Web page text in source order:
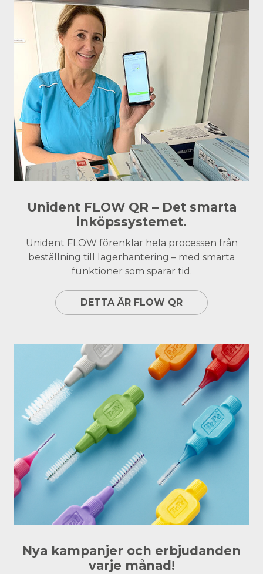
Unident FLOW QR – Det smarta
inköpssystemet.
Unident FLOW förenklar hela processen från
beställning till lagerhantering – med smarta
funktioner som sparar tid.
DETTA ÄR FLOW QR
Nya kampanjer och erbjudanden
varje månad!